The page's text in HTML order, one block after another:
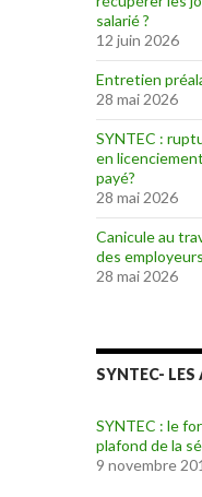
salarié ?
12 juin 2026
Entretien
28 mai 2026
SYNTEC :
en
payé?
28 mai 2026
Canicule au
des
28 mai 2026
SYNTEC- LES
SYNTEC : le
plafond de la
9 novembre